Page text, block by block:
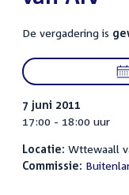
De vergadering is
7 juni 2011
17:00 - 18:00 uur
Locatie: Wttewaall
Commissie: